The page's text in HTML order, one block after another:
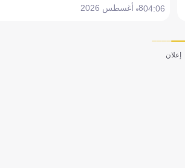
04:068 أغسطس 2026
إعلان